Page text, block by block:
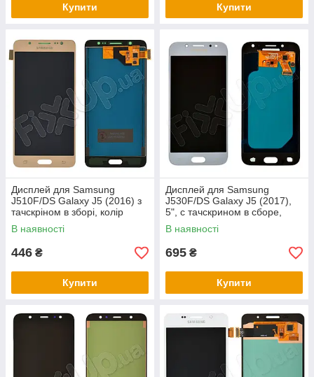
Купити Купити
Дисплей для Samsung
J510F/DS Galaxy J5 (2016) з
тачскріном в зборі, колір
золотий, TFT c
регулюванням
В наявності
446 ₴
Купити
Дисплей для Samsung
J530F/DS Galaxy J5 (2017),
5", с тачскрином в сборе,
цвет серебро, OLED
В наявності
695 ₴
Купити